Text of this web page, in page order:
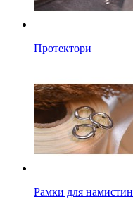
Протектори
Рамки для намистин